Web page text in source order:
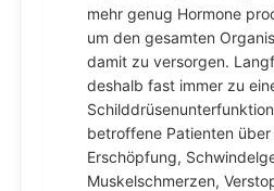
mehr genug Hormone
um den gesamten
damit zu versorgen.
deshalb fast immer zu
betroffene Patienten
Erschöpfung,
Muskelschmerzen,